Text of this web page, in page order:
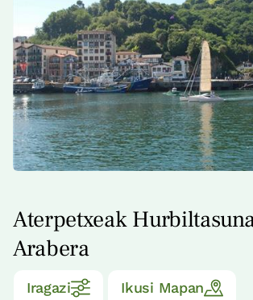
Aterpetxeak
Arabera
Iragazi Ikusi Mapan